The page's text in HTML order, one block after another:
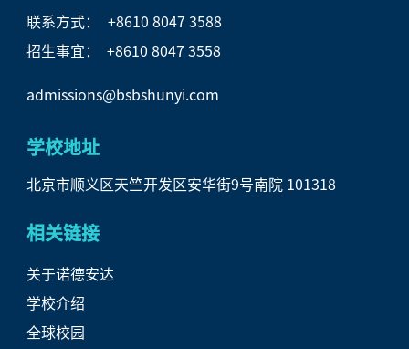
联系方式：
+8610 8047 3588
招生事宜： +8610 8047 3558
admissions@bsbshunyi.com
学校地址
北京市顺义区天竺开发区安华街9号南院 101318
相关链接
关于诺德安达
学校介绍
全球校园